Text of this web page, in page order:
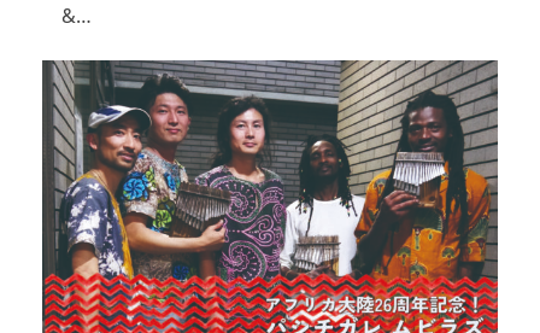
&…